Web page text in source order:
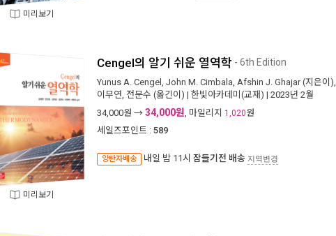
미리보기
미리보기
Cengel의 알기 쉬운 열역학 - 6th Edition
Yunus A. Cengel , John M. Cimbala, Afshin J. Ghajar(지은이),
이무연, 전문수 (옮긴이) | 한빛아카데미(교재) | 2023년 2월
34,000원 → 34,000원, 마일리지 1,020원
세일즈포인트 : 589
양탄자배송 내일 밤 11시 잠들기전 배송 지역변경